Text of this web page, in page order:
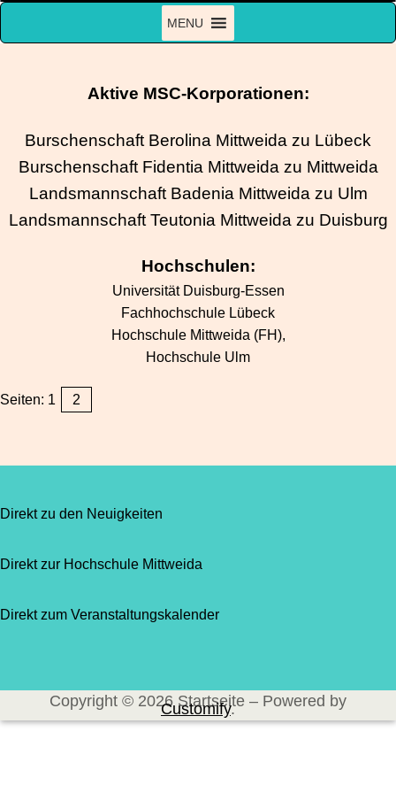
Zum
MENU
Aktive MSC-Korporationen:
Burschenschaft Berolina Mittweida zu Lübeck
Burschenschaft Fidentia Mittweida zu Mittweida
Landsmannschaft Badenia Mittweida zu Ulm
Landsmannschaft Teutonia Mittweida zu Duisburg
Hochschulen:
Universität Duisburg-Essen
Fachhochschule Lübeck
Hochschule Mittweida (FH),
Hochschule Ulm
Seiten: 1 2
Direkt zu den Neuigkeiten
Direkt zur Hochschule Mittweida
Direkt zum Veranstaltungskalender
Copyright © 2026 Startseite – Powered by
Customify.